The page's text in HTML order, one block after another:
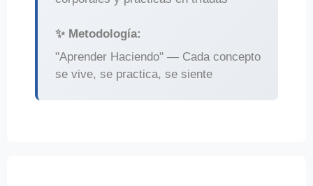
✨ Metodología:
"Aprender Haciendo" — Cada concepto
se vive, se practica, se siente